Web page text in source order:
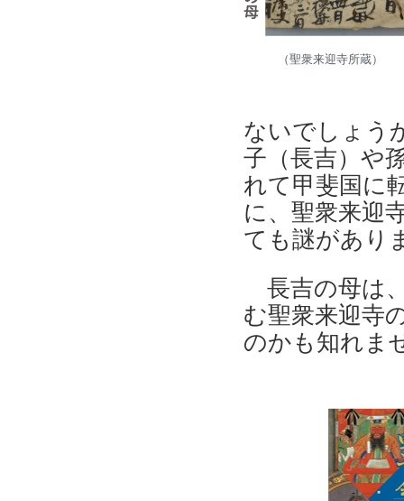
（聖衆来迎寺所蔵）
ないでしょう
子（長吉）や
れて甲斐国に
に、聖衆来迎
ても謎があり
長吉の母は
む聖衆来迎寺
のかも知れま